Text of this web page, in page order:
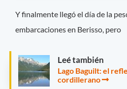
Y finalmente llegó el día de la
embarcaciones en Berisso, pero
Leé también
Lago Baguilt: el
cordillerano